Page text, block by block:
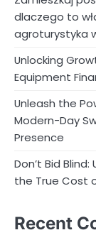
dlaczego to
agroturystyka
Unlocking
Equipment
Unleash the
Modern-Day
Presence
Don’t Bid
the True Cost
Recent